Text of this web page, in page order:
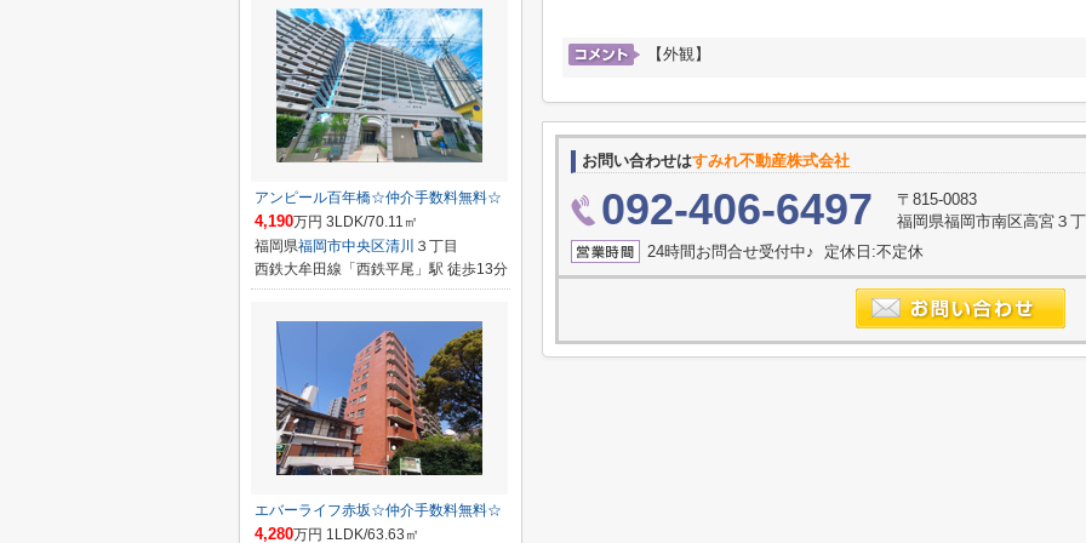
【外観】
お問い合わせはすみれ不動産株式会社
092-406-6497
〒815-0083
福岡県福岡市南区高宮３
24時間お問合せ受付中♪ 定休日:不定休
アンピール百年橋☆仲介手数料無料☆
4,190万円 3LDK/70.11㎡
福岡県福岡市中央区清川 ３丁目
西鉄大牟田線「西鉄平尾」駅 徒歩13分
エバーライフ赤坂☆仲介手数料無料☆
4,280万円 1LDK/63.63㎡